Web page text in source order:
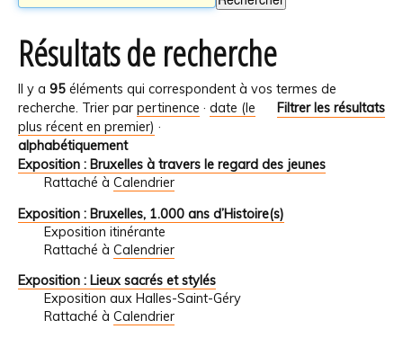
Résultats de recherche
Il y a 95 éléments qui correspondent à vos termes de
recherche.
Filtrer les résultats
Trier par pertinence · date (le
plus récent en premier) ·
alphabétiquement
Exposition : Bruxelles à travers le regard des jeunes
Rattaché à Calendrier
Exposition : Bruxelles, 1.000 ans d’Histoire(s)
Exposition itinérante
Rattaché à Calendrier
Exposition : Lieux sacrés et stylés
Exposition aux Halles-Saint-Géry
Rattaché à Calendrier